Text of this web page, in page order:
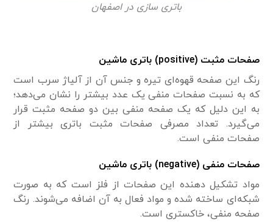
باتری سازی در اصفهان
صفحات مثبت(
positive) باتری ماشین
رنگ این صفحه قهوه‌ای تیره و جنس آن از آلیاژ سرب است
که به نسبت صفحات منفی یک عدد بیشتر را نشان می‌دهد؛
به این دلیل که یک صفحه منفی بین دو صفحه مثبت قرار
می‌گیرد. تعداد مصرفی صفحات مثبت باتری بیشتر از
صفحات منفی است.
صفحات منفی(
negative) باتری ماشین
مواد تشکیل دهنده این صفحات از فلز است که به صورت
شبکه‌ای ساخته شده و مواد فعال به آن اضافه می‌شوند. رنگ
صفحه منفی، خاکستری است.